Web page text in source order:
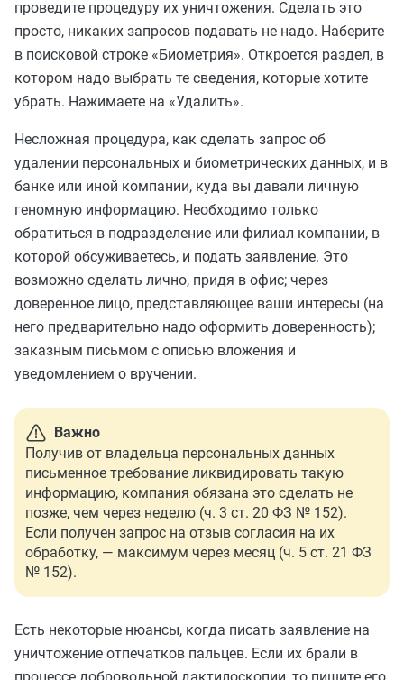
проведите процедуру их уничтожения. Сделать это
просто, никаких запросов подавать не надо. Наберите
в поисковой строке «Биометрия». Откроется раздел, в
котором надо выбрать те сведения, которые хотите
убрать. Нажимаете на «Удалить».
Несложная процедура, как сделать запрос об
удалении персональных и биометрических данных, и в
банке или иной компании, куда вы давали личную
геномную информацию. Необходимо только
обратиться в подразделение или филиал компании, в
которой обсуживаетесь, и подать заявление. Это
возможно сделать лично, придя в офис; через
доверенное лицо, представляющее ваши интересы (на
него предварительно надо оформить доверенность);
заказным письмом с описью вложения и
уведомлением о вручении.
Важно
Получив от владельца персональных данных
письменное требование ликвидировать такую
информацию, компания обязана это сделать не
позже, чем через неделю (ч. 3 ст. 20 ФЗ № 152).
Если получен запрос на отзыв согласия на их
обработку, — максимум через месяц (ч. 5 ст. 21 ФЗ
№ 152).
Есть некоторые нюансы, когда писать заявление на
уничтожение отпечатков пальцев. Если их брали в